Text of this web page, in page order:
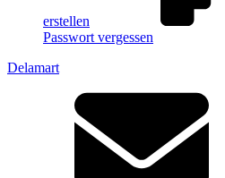
erstellen
Passwort vergessen
Delamart